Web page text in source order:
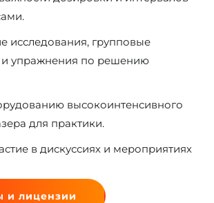
исследования, групповые
упражнения по решению
высокоинтенсивного
для практики.
в дискуссиях и мероприятиях
и лицензии